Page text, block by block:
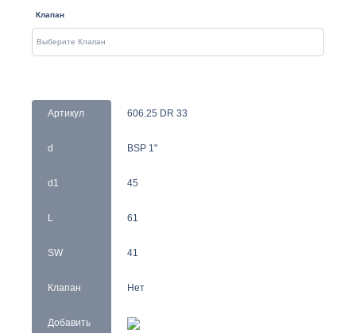
Клапан
Артикул
d
d1
L
SW
Клапан
Добавить
606.25 DR 33
BSP 1"
45
61
41
Нет